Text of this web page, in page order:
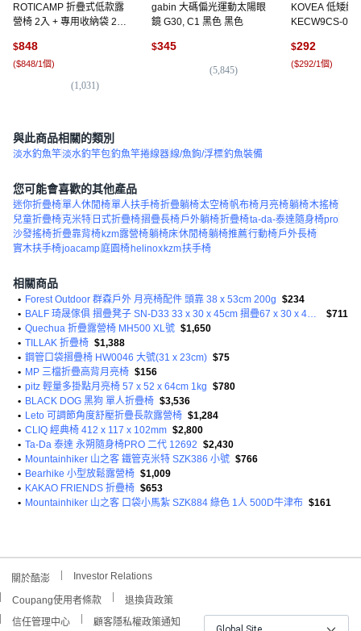
ROTICAMP 折疊式低款露
營椅 2入 + 專用收納袋 2入
$848
($848/1個)
(1,031)
gabin 大碼偏光運動太陽眼
鏡 G30, C1 黑色 黑色
$345
(5,845)
KOVEA 低矮纖
KECW9CS-01,
$292
($292/1個)
與此商品相關的類別
淡水釣魚竿淡水釣竿包釣魚竿捲線器線/魚鉤/浮標釣魚裝備
您可能會喜歡的其他產品
迷你折疊椅單人休閒椅單人扶手椅折疊躺椅太空椅帆布椅月亮椅躺椅木搖椅
兒童折疊椅克米特 日式折疊椅摺疊長椅戶外躺椅折疊椅ta-da-泰達隨身椅pro
沙發搖椅折疊靠背椅 kzm露營椅躺椅床休閒椅躺椅推薦行動椅戶外長椅
實木扶手椅joacamp庭園椅 helinox kzm扶手椅
相關商品
• Forest Outdoor 群森戶外 月亮椅配件 頭靠 38 x 53cm 200g $234
•
BALF 琦晟傢俱 摺疊凳子 SN-D33 33 x 30 x 45cm 摺疊67 x 30 x 45cm
$711
• Quechua 折疊露營椅 MH500 XL號 $1,650
• TILLAK 折疊椅 $1,388
• 鋼管口袋摺疊椅 HW0046 大號(31 x 23cm) $75
• MP 三檔折疊高背月亮椅 $156
• pitz 輕量多掛點月亮椅 57 x 52 x 64cm 1kg $780
• BLACK DOG 黑狗 單人折疊椅 $3,536
• Leto 可調節角度舒壓折疊長款露營椅 $1,284
• CLIQ 經典椅 412 x 117 x 102mm $2,800
• Ta-Da 泰達 永朔隨身椅PRO 二代 12692 $2,430
• Mountainhiker 山之客 鐵管克米特 SZK386 小號 $766
• Bearhike 小型放鬆露營椅 $1,009
• KAKAO FRIENDS 折疊椅 $653
• Mountainhiker 山之客 口袋小馬紮 SZK884 綠色 1人 500D牛津布 $161
關於酷澎 Investor Relations
Coupang使用者條款
退換貨政策
信任管理中心
顧客隱私權政策通知